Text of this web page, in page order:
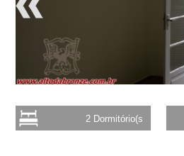
2 Dormitório(s